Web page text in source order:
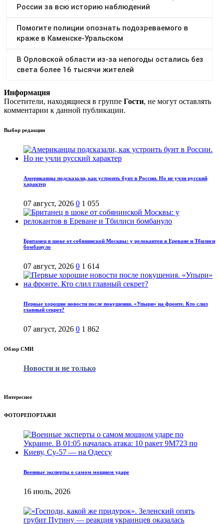
Информация
Посетители, находящиеся в группе Гости, не могут оставлять
комментарии к данной публикации.
Выбор редакции
Американцы подсказали, как устроить бунт в России. Но не учли русский
характер
07 август, 2026 0 1 055
Британец в шоке от собянинской Москвы: у релокантов в Ереване и Тбилиси
бомбануло
07 август, 2026 0 1 614
Первые хорошие новости после покушения. «Упыри» на фронте. Кто слил
главный секрет?
07 август, 2026 0 1 862
Обзор СМИ
Новости и не только
Интересное
ФОТОРЕПОРТАЖИ
Военные эксперты о самом мощном ударе
16 июль, 2026